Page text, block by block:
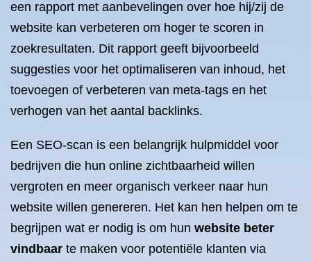
een rapport met aanbevelingen over hoe hij/zij de
website kan verbeteren om hoger te scoren in
zoekresultaten. Dit rapport geeft bijvoorbeeld
suggesties voor het optimaliseren van inhoud, het
toevoegen of verbeteren van meta-tags en het
verhogen van het aantal backlinks.
Een SEO-scan is een belangrijk hulpmiddel voor
bedrijven die hun online zichtbaarheid willen
vergroten en meer organisch verkeer naar hun
website willen genereren. Het kan hen helpen om te
begrijpen wat er nodig is om hun website beter
vindbaar te maken voor potentiële klanten via